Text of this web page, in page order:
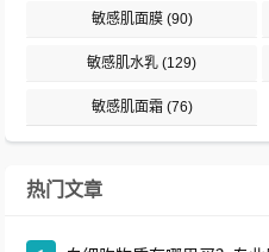
敏感肌面膜(90)
敏感肌水乳 (129)
敏感肌面霜(76)
热门文章